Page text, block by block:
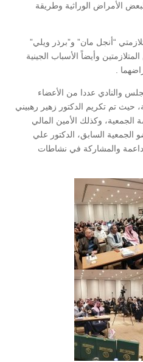
الأمراض الوراثية وطريقة
“أنجل مان” و”برذر ويلي”
وأيضاً الأسباب الجينية
.
والنادي عددا من الأعضاء
حيث تم تكريم الدكتور زهير رهبيني
الجمعية، وكذلك الأمين المالي
الجمعية السابق، الدكتور علي
والمشاركة في نشاطات